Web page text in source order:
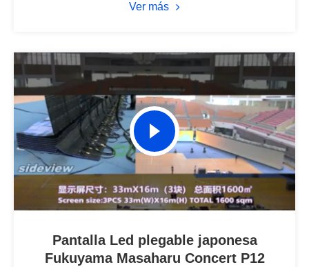
Ver más
Pantalla Led plegable japonesa
Fukuyama Masaharu Concert P12